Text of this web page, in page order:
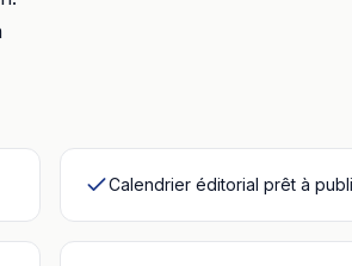
Calendrier éditorial prêt à